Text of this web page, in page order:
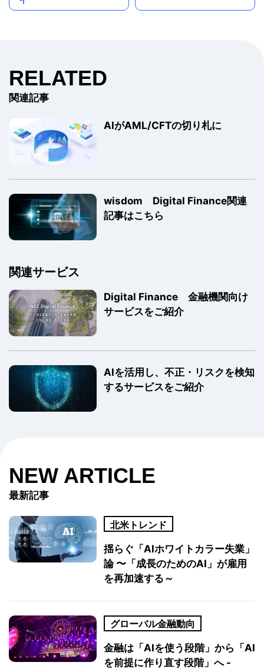
RELATED
関連記事
AIがAML/CFTの切り札に
wisdom Digital Finance関連
記事はこちら
関連サービス
Digital Finance 金融機関向け
サービスをご紹介
AIを活用し、不正・リスクを検知
するサービスをご紹介
NEW ARTICLE
最新記事
北米トレンド
揺らぐ「AIホワイトカラー失業」
論 〜「成長のためのAI」が雇用
を再加速する～
グローバル金融動向
金融は「AIを使う段階」から「AI
を前提に作り直す段階」へ -